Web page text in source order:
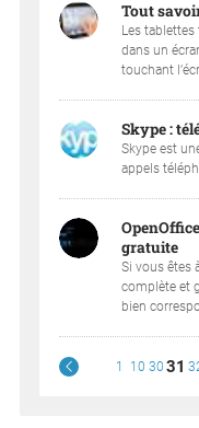
Tout
Les
dans un
touchant
Skype :
Skype est
appels
gratuite
Si vous êtes
complète et
bien
1 10 30 31